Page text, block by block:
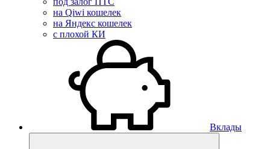
на Qiwi кошелек
на Яндекс кошелек
с плохой КИ
Вклады